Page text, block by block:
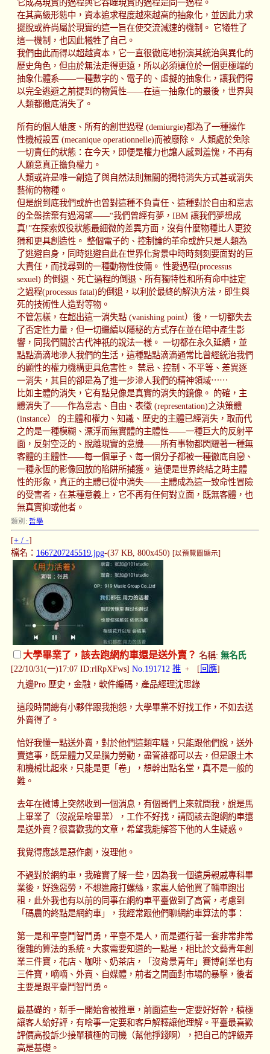
它成為現實的過程與它吞噬現實的過程是同一過程。
在其高級形態中，資本追求程度越來越高的抽象化，並因此力求
擺脫或許尚屬於現實的這一旨在使交流減速的機制。 它犧牲了
這一機制，也因此犧牲了自己。
我們由此而得以超越資本，它一直很徹底地扮演其統治與異化的
歷史角色，但由於無法走得更遠，所以必須讓位於一個更極端的
抽象化體系——一種數字的、電子的、虛擬的抽象化，讓我們得
以完全逃避之前提到的物質性——在這一抽象化的最後，世界與
人類都徹底消失了。
所有的個人維度、所有的創世過程 (demiurgie)都為了一種操作
性機械設置 (mecanique operationnelle)而被廢除。 人類處於免除
一切責任的狀態：在今天，即便是權力也讓人感到羞愧，不再有
人願意真正擔負權力。
人類或許是唯一創造了與自然法則無關的獨特消失方式甚或消失
藝術的物種。
但是說到底我們或許也曾對這種不負責任、這種對於自由和意志
的全盤捨棄有過渴望——“我們曾經有夢，IBM 讓我們夢想成
真!”在探索奴役狀態最細微的差異方面，沒有什麼物種比人更狡
猾和更具創造性。 整個電子的、控制論的革命或許只是人類為
了逃避自身，同時逃避自此在世界化背景中時時刻刻要面對的巨
大責任，而找尋到的一種動物性伎倆。 性愛過程(processus
sexuel) 的倒退、死亡過程的倒退、所有獨特性和所有命中註定
之過程(processus fatal)的倒退，以利於最終的解決方法，即生與
死的技術性人造對等物。
不管怎樣，在超出這一消失點 (vanishing point）後，一切都失去
了否定性力量，但一切繼續以隱秘的方式存在並在暗中產生影
響，同我們關於古代神祇的說法一樣。 一切都在永久延續，並
點點滴滴地滲人我們的生活，這種點點滴滴通常比曾經統治我們
的顯性的權力機構更具危害性。 禁忌、控制、不平等、差異逐
一消失，其目的卻是為了進一步滲人我們的精神領域⋯⋯
比如主體的消失，它有點兒像是真實的消失的鏡像。 的確，主
體消失了——作為意志、自由、表徵 (representation)之決策體
(instance） 的主體和權力、知識、歷史的主體已經消失，取而代
之的是一種模糊、漂浮而無實體的主體性——一種巨大的反射平
面，反射空泛的、脫離現實的意識——所有事物都閃耀著一種無
客體的主體性——每一個單子、每一個分子都被一種徹底自戀、
一種永恆的影像回放的陷阱所捕獲。 這便是世界終結之時主體
性的形象，真正的主體已從中消失——主體成為這一致命性冒險
的受害者，在某種意義上，它不再有任何對立面，既無客體，也
無真實抑或他者。
類別: 哲學
[+ / -]
檔名： 1667207245519.jpg-(37 KB, 800x450) [以預覽圖顯示]
大學畢業了，該去跑網約車還是送外賣？ 名稱: 無名氏
[22/10/31(一)17:07 ID:rlRpXFws] No.191712 推 + [ 回應]
九邊Pro 歷史，金融，軟件編碼，產品經理沈思錄
這段時間總有小夥伴跟我抱怨，大學畢業不好找工作，不如去送
外賣得了。
恰好我懂一點送外賣，對於他們這類牢騷，只能跟他們說，送外
賣這事，既是體力又是腦力勞動，盡管誰都可以去，但是跟土木
和機械比起來，只能是更「卷」，想幹出點名堂，真不是一般的
難。
去年在微博上突然收到一個消息，有個哥們上來就問我，說是馬
上畢業了（沒說是啥畢業），工作不好找，請問該去跑網約車還
是送外賣？很喜歡我的文章，希望我能解答下他的人生疑惑。
我覺得應該是惡作劇，沒理他。
不過對於網約車，我確實了解一些，因為我一個遠房親戚專科畢
業後，好逸惡勞，不想進廠打螺絲，家裏人給他買了輛車跑出
租，此外我也有以前的同事在網約車平臺做到了高管，考慮到
「碼農的終點是網約車」，我經常跟他們聊網約車算法的事：
第一是和平臺鬥智鬥勇，平臺不是人，而是運行著一套非常非常
復雜的算法的系統。大家需要知道的一點是，相比於文藝青年創
業三件寶，花店、咖啡、奶茶店，「沒背景青年」賽博創業也有
三件寶，嘀嘀、外賣、自媒體，前者之間面對市場的暴擊，後者
主要是跟平臺鬥智鬥勇。
最基礎的，新手一開始會被推單，前面這些一定要好好幹，積極
讓客人給好評，有啥事一定要和客戶解釋讓他理解。平臺最喜歡
評價高投訴少接單積極的司機（幫他掙錢啊），把自己的評級弄
高是基礎。